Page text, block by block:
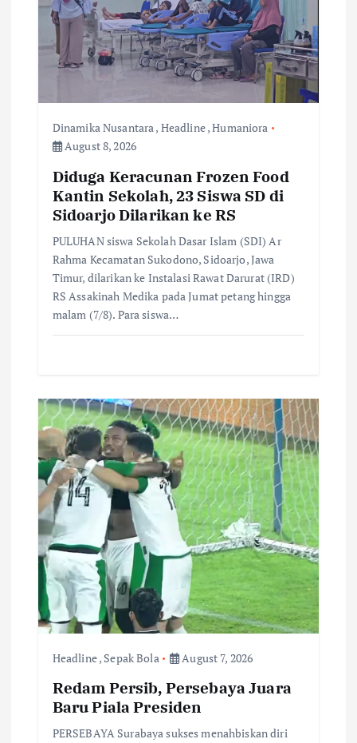
Dinamika Nusantara, Headline,Humaniora
August 8, 2026
Diduga Keracunan Frozen Food
Kantin Sekolah, 23 Siswa SD di
Sidoarjo Dilarikan ke RS
PULUHAN siswa Sekolah Dasar Islam (SDI) Ar
Rahma Kecamatan Sukodono, Sidoarjo, Jawa
Timur, dilarikan ke Instalasi Rawat Darurat (IRD)
RS Assakinah Medika pada Jumat petang hingga
malam (7/8). Para siswa…
Headline, Sepak Bola August 7, 2026
Redam Persib, Persebaya Juara
Baru Piala Presiden
PERSEBAYA Surabaya sukses menahbiskan diri